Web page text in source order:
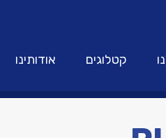
קטלוגים אודותינו